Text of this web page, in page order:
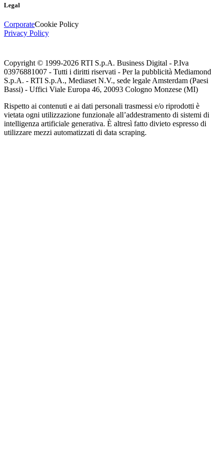
Legal
CorporateCookie Policy
Privacy Policy
Copyright © 1999-2026 RTI S.p.A. Business Digital - P.Iva
03976881007 - Tutti i diritti riservati - Per la pubblicità Mediamond
S.p.A. - RTI S.p.A., Mediaset N.V., sede legale Amsterdam (Paesi
Bassi) - Uffici Viale Europa 46, 20093 Cologno Monzese (MI)
Rispetto ai contenuti e ai dati personali trasmessi e/o riprodotti è
vietata ogni utilizzazione funzionale all’addestramento di sistemi di
intelligenza artificiale generativa. È altresì fatto divieto espresso di
utilizzare mezzi automatizzati di data scraping.